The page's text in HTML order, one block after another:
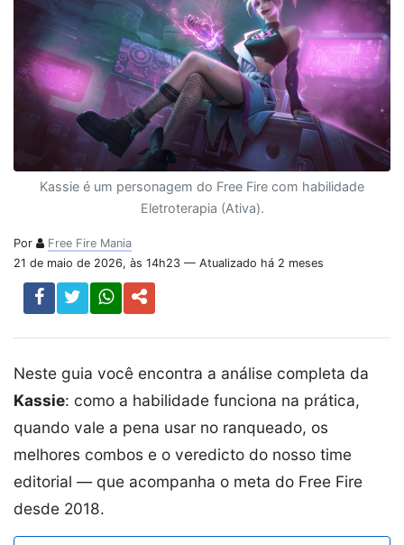
Kassie é um personagem do Free Fire com habilidade
Eletroterapia (Ativa).
Por
Free Fire Mania
21 de maio de 2026, às 14h23 — Atualizado há 2 meses
Neste guia você encontra a análise completa da
Kassie: como a habilidade funciona na prática,
quando vale a pena usar no ranqueado, os
melhores combos e o veredicto do nosso time
editorial — que acompanha o meta do Free Fire
desde 2018.